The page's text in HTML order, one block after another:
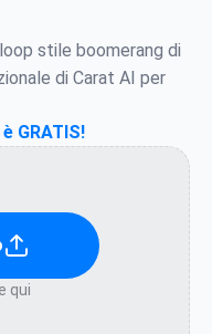
stile boomerang di
di Carat AI per
GRATIS!
qui